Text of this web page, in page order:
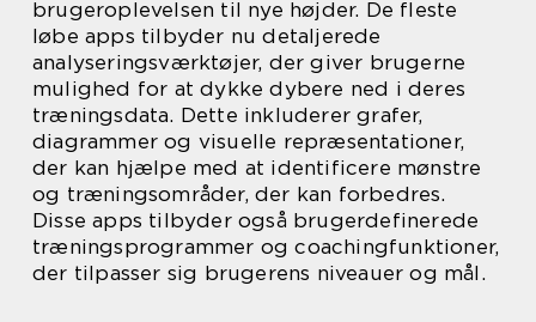
brugeroplevelsen til nye højder. De fleste
løbe apps tilbyder nu detaljerede
analyseringsværktøjer, der giver brugerne
mulighed for at dykke dybere ned i deres
træningsdata. Dette inkluderer grafer,
diagrammer og visuelle repræsentationer,
der kan hjælpe med at identificere mønstre
og træningsområder, der kan forbedres.
Disse apps tilbyder også brugerdefinerede
træningsprogrammer og coachingfunktioner,
der tilpasser sig brugerens niveauer og mål.